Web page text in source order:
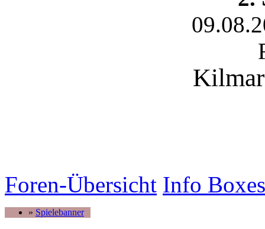
Foren-Übersicht Info Boxes
» Spielebanner